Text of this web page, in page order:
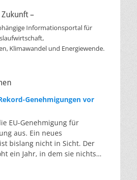
–
Informationsportal für
Klimawandel und Energiewende.
Genehmigungen vor
EU-Genehmigung für
aus. Ein neues
bislang nicht in Sicht. Der
ein Jahr, in dem sie nichts